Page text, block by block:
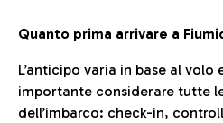
Quanto prima arrivare a
L’anticipo varia in base al volo
importante considerare tutte
dell’imbarco: check-in,